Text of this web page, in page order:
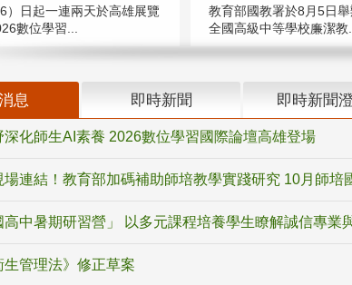
）日起一連兩天於高雄展覽
數位學習...
教育部國教署於8月5日
全國高級中等學校廉潔教...
息 即時新聞 即時新聞
深化師生AI素養 2026數位學習國際論壇高雄登場
場連結！教育部加碼補助師培教學實踐研究 10月師培
高中暑期研習營」 以多元課程培養學生瞭解誠信專業
生管理法》修正草案